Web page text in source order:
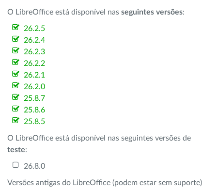
O LibreOffice está disponível nas seguintes versões:
26.2.5
26.2.4
26.2.3
26.2.2
26.2.1
26.2.0
25.8.7
25.8.6
25.8.5
O LibreOffice está disponível nas seguintes versões de
teste:
26.8.0
Versões antigas do LibreOffice (podem estar sem suporte)